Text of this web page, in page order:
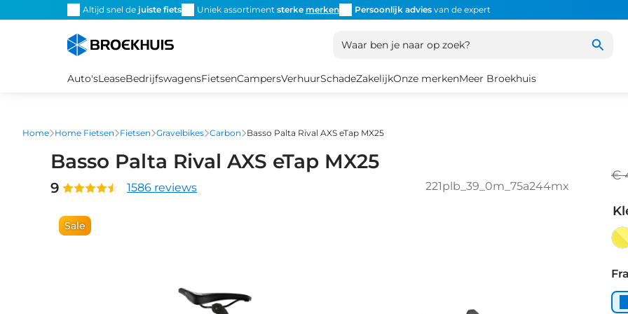
Altijd snel de juiste fiets Uniek assortiment sterke merken Persoonlijk advies van de expert
Waar ben je naar op zoek?
Auto'sLeaseBedrijfswagensFietsenCampersVerhuurSchadeZakelijkOnze merkenMeer Broekhuis
Home Home Fietsen Fietsen Gravelbikes Carbon Basso Palta Rival AXS eTap MX25
Basso Palta Rival AXS eTap MX25
9 1586 reviews 221plb_39_0m_75a244mx
Sale
€